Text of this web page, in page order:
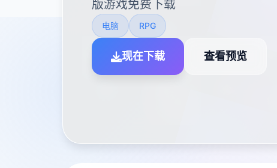
版游戏免费下载
电脑 RPG
现在下载 查看预览